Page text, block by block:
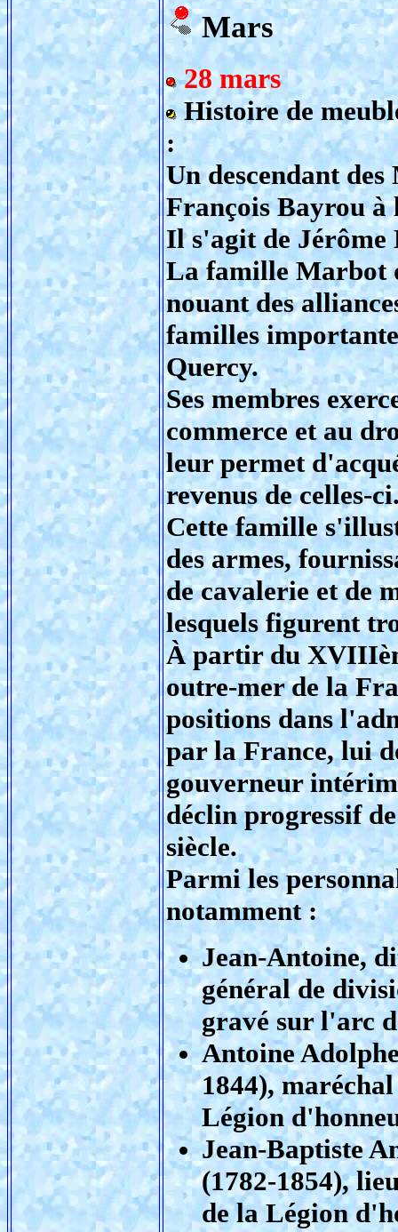
Mars
28 mars
Histoire de
:
Un descendant
François Bayrou à
Il s'agit de Jérôme
La famille Marbot
nouant des
familles
Quercy.
Ses membres
commerce et au
leur permet
revenus de celles-
Cette famille
des armes,
de cavalerie et de
lesquels figurent
À partir du
outre-mer de la
positions dans
par la France, lui
gouverneur
déclin progressif
siècle.
Parmi les
notamment :
Jean-Antoine,
général de
gravé sur l'arc
Antoine
1844),
Légion
Jean-Baptiste
(1782-1854),
de la Légion